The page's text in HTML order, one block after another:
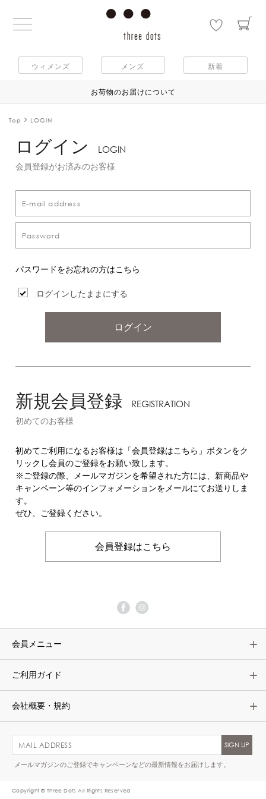
ウィメンズ メンズ 新着
お荷物のお届けについて
Top LOGIN
ログイン LOGIN
会員登録がお済みのお客様
パスワードをお忘れの方はこちら
ログインしたままにする
ログイン
新規会員登録 REGISTRATION
初めてのお客様
初めてご利用になるお客様は「会員登録はこちら」ボタンをク
リックし会員のご登録をお願い致します。
※ご登録の際、メールマガジンを希望された方には、新商品や
キャンペーン等のインフォメーションをメールにてお送りしま
す。
ぜひ、ご登録ください。
会員登録はこちら
会員メニュー
ご利用ガイド
会社概要・規約
メールマガジンのご登録でキャンペーンなどの最新情報をお届けします。
Copyright © Three Dots All Rights Reserved